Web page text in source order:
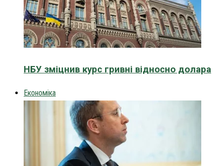
НБУ зміцнив курс гривні відносно долара
Економіка